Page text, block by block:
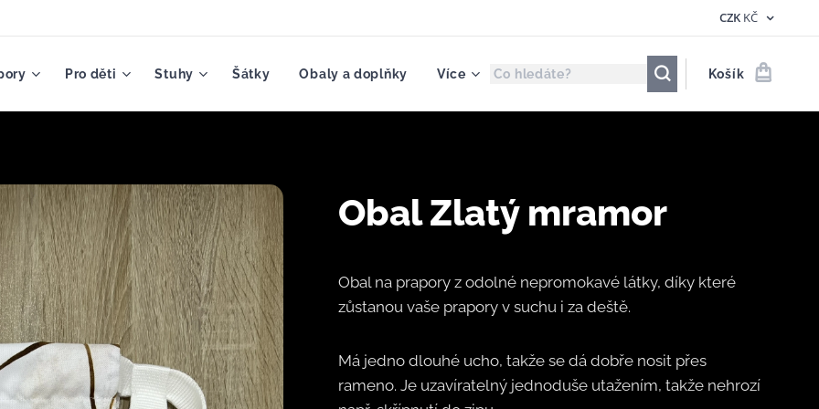
CZK KČ
Pro děti Stuhy Šátky Obaly a doplňky Více Košík
Obal Zlatý mramor
Obal na prapory z odolné nepromokavé látky, díky které
zůstanou vaše prapory v suchu i za deště.
Má jedno dlouhé ucho, takže se dá dobře nosit přes
rameno. Je uzavíratelný jednoduše utažením, takže nehrozí